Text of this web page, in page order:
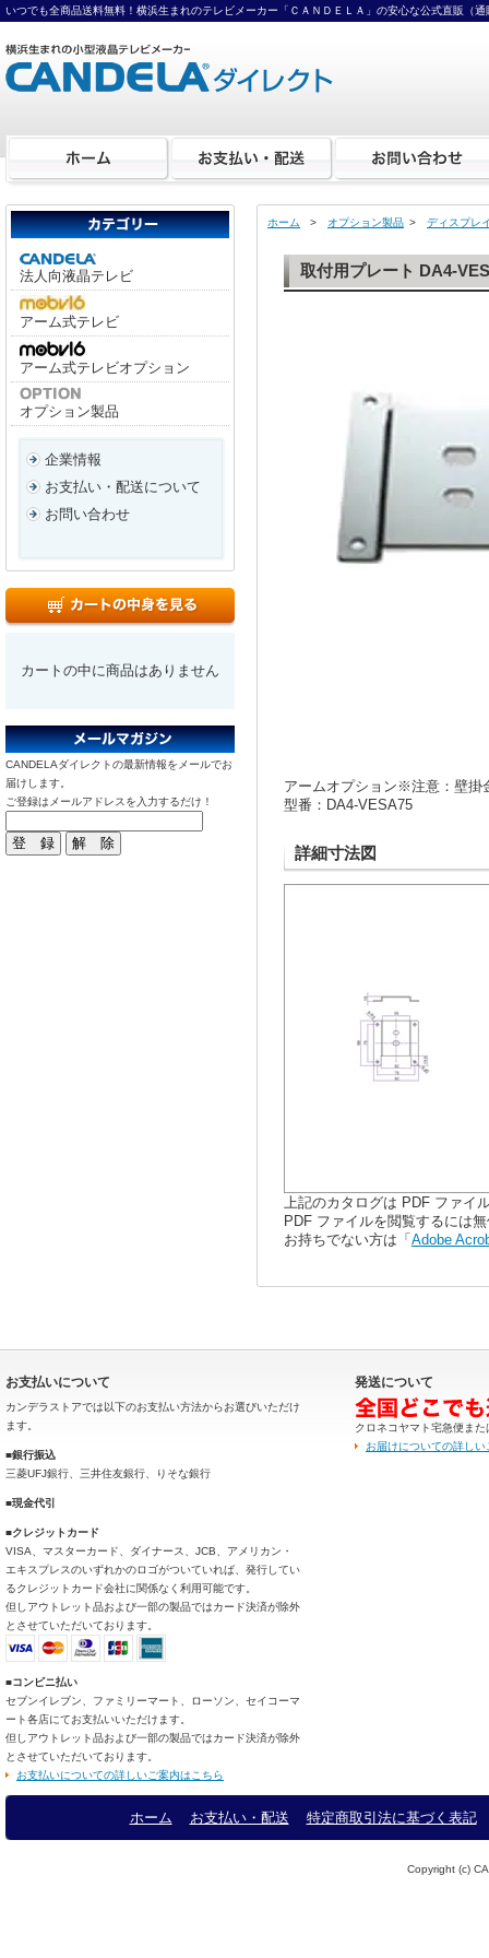
いつでも全商品送料無料！横浜生まれのテレビメーカー「ＣＡＮＤＥＬＡ」の安心な公式直販（通
法人向液晶テレビ
アーム式テレビ
アーム式テレビオプション
オプション製品
企業情報
お支払い・配送について
お問い合わせ
カートの中に商品はありません
CANDELAダイレクトの最新情報をメールでお
届けします。
ご登録はメールアドレスを入力するだけ！
ホーム > オプション製品 > ディスプレ
取付用プレート DA4-
アームオプション※注意：壁掛
型番：DA4-VESA75
詳細寸法図
上記のカタログは PDF ファイ
PDF ファイルを閲覧するには
お持ちでない方は「 Adobe
お支払いについて
カンデラストアでは以下のお支払い方法からお選びいただけ
ます。
■銀行振込
三菱UFJ銀行、三井住友銀行、りそな銀行
■現金代引
■クレジットカード
VISA、マスターカード、ダイナース、JCB、アメリカン・
エキスプレスのいずれかのロゴがついていれば、発行してい
るクレジットカード会社に関係なく利用可能です。
但しアウトレット品および一部の製品ではカード決済が除外
とさせていただいております。
■コンビニ払い
セブンイレブン、ファミリーマート、ローソン、セイコーマ
ート各店にてお支払いいただけます。
但しアウトレット品および一部の製品ではカード決済が除外
とさせていただいております。
お支払いについての詳しいご案内はこちら
発送について
クロネコヤマト宅急便ま
お届けについての詳し
ホーム お支払い・配送 特定商取引法に基づく表記
Copyright (c)